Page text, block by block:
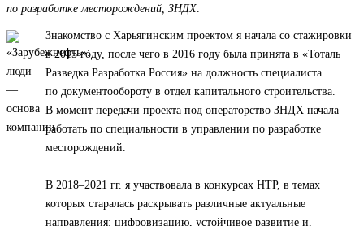
по разработке месторождений, ЗНДХ:
Знакомство с Харьягинским проектом я начала со стажировки
в 2015 году, после чего в 2016 году была принята в «Тоталь
Разведка Разработка Россия» на должность специалиста
по документообороту в отдел капитального строительства.
В момент передачи проекта под операторство ЗНДХ начала
работать по специальности в управлении по разработке
месторождений.
В 2018–2021 гг. я участвовала в конкурсах НТР, в темах
которых старалась раскрывать различные актуальные
направления: цифровизацию, устойчивое развитие и,